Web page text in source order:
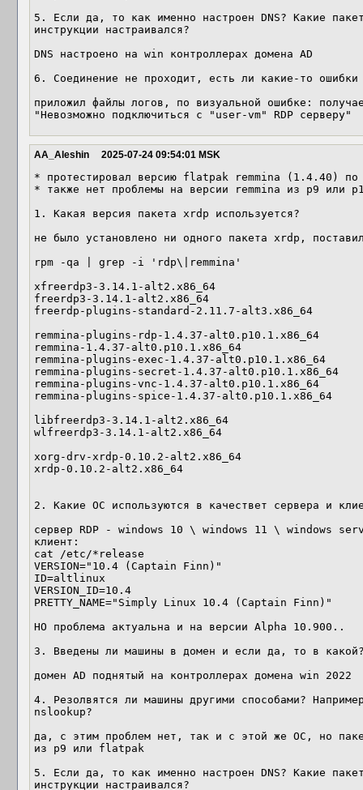
5. Если да, то как именно настроен DNS? Какие
инструкции настраивался?
DNS настроено на win контроллерах домена AD
6. Соединение не проходит, есть ли какие-то
приложил файлы логов, по визуальной ошибке:
"Невозможно подключиться с "user-vm" RDP серверу"
AA_Aleshin 2025-07-24 09:54:01 MSK
* протестировал версию flatpak remmina (1.4.40) по
* также нет проблемы на версии remmina из p9 или
1. Какая версия пакета xrdp используется?
не было установлено ни одного пакета xrdp,
rpm -qa | grep -i 'rdp\|remmina'
xfreerdp3-3.14.1-alt2.x86_64
freerdp3-3.14.1-alt2.x86_64
freerdp-plugins-standard-2.11.7-alt3.x86_64
remmina-plugins-rdp-1.4.37-alt0.p10.1.x86_64
remmina-1.4.37-alt0.p10.1.x86_64
remmina-plugins-exec-1.4.37-alt0.p10.1.x86_64
remmina-plugins-secret-1.4.37-alt0.p10.1.x86_64
remmina-plugins-vnc-1.4.37-alt0.p10.1.x86_64
remmina-plugins-spice-1.4.37-alt0.p10.1.x86_64
libfreerdp3-3.14.1-alt2.x86_64
wlfreerdp3-3.14.1-alt2.x86_64
xorg-drv-xrdp-0.10.2-alt2.x86_64
xrdp-0.10.2-alt2.x86_64
2. Какие ОС используются в качествет сервера и
сервер RDP - windows 10 \ windows 11 \ windows
клиент:
cat /etc/*release
VERSION="10.4 (Captain Finn)"
ID=altlinux
VERSION_ID=10.4
PRETTY_NAME="Simply Linux 10.4 (Captain Finn)"
НО проблема актуальна и на версии Alpha 10.900..
3. Введены ли машины в домен и если да, то в
домен AD поднятый на контроллерах домена win 2022
4. Резолвятся ли машины другими способами?
nslookup?
да, с этим проблем нет, так и с этой же ОС, но
из p9 или flatpak
5. Если да, то как именно настроен DNS? Какие
инструкции настраивался?